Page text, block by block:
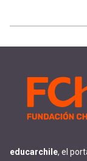
educarchile, el